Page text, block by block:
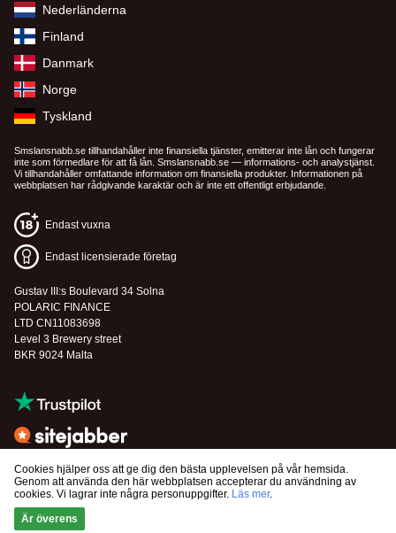
Cookies hjälper oss att ge dig den bästa upplevelsen på vår hemsida.
Genom att använda den här webbplatsen accepterar du användning av
cookies. Vi lagrar inte några personuppgifter. Läs mer.
Är överens
Nederländerna
Finland
Danmark
Norge
Tyskland
Smslansnabb.se tillhandahåller inte finansiella tjänster, emitterar inte lån och fungerar
inte som förmedlare för att få lån. Smslansnabb.se — informations- och analystjänst.
Vi tillhandahåller omfattande information om finansiella produkter. Informationen på
webbplatsen har rådgivande karaktär och är inte ett offentligt erbjudande.
Endast vuxna
Endast licensierade företag
Gustav III:s Boulevard 34 Solna
POLARIC FINANCE
LTD CN11083698
Level 3 Brewery street
BKR 9024 Malta
© 2026 SMSlansnabb.se All Rights Reserved.